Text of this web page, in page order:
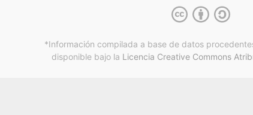
*Información compilada a base de datos
disponible bajo la Licencia Creative Commons